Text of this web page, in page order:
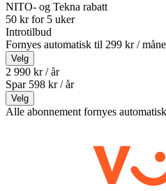
NITO- og Tekna rabatt
50 kr for 5 uker
Introtilbud
Fornyes automatisk til 299 kr /
Velg
2 990 kr / år
Spar 598 kr /år
Velg
Alle abonnement fornyes